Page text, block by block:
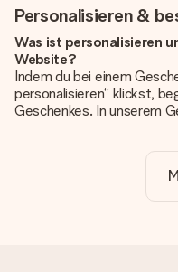
Personalisieren &
Was ist personalisieren
Website?
Indem du bei einem
personalisieren“ klickst,
Geschenkes. In unserem
noch eines unserer
Geschenk die perfekte